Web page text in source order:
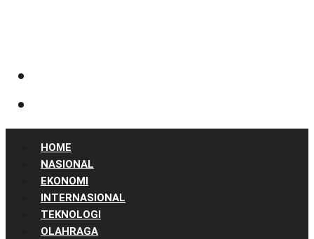
HOME
NASIONAL
EKONOMI
INTERNASIONAL
TEKNOLOGI
OLAHRAGA